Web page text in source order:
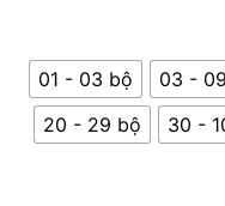
01 - 03 bộ 03 -
20 - 29 bộ
30 -